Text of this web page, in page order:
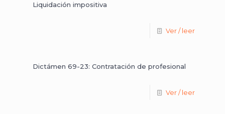
Liquidación impositiva
Ver / leer
Dictámen 69-23: Contratación de profesional
Ver / leer